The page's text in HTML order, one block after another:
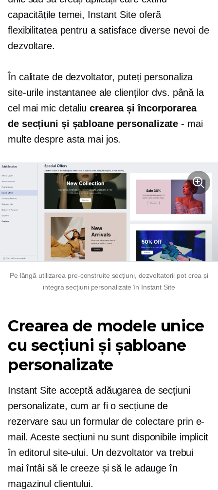
capacitățile temei, Instant Site oferă
flexibilitatea pentru a satisface diverse nevoi de
dezvoltare.
În calitate de dezvoltator, puteți personaliza
site-urile instantanee ale clienților dvs. până la
cel mai mic detaliu crearea și încorporarea
de secțiuni și șabloane personalizate - mai
multe despre asta mai jos.
Pe lângă utilizarea pre-construite secțiuni, dezvoltatorii pot crea și
integra secțiuni personalizate în Instant Site
Crearea de modele unice
cu secțiuni și șabloane
personalizate
Instant Site acceptă adăugarea de secțiuni
personalizate, cum ar fi o secțiune de
rezervare sau un formular de colectare prin e-
mail. Aceste secțiuni nu sunt disponibile implicit
în editorul site-ului. Un dezvoltator va trebui
mai întâi să le creeze și să le adauge în
magazinul clientului.